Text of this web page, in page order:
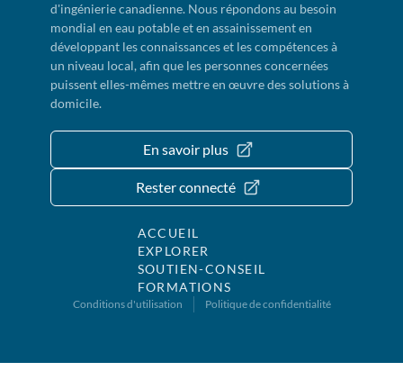
d'ingénierie canadienne. Nous répondons au besoin
mondial en eau potable et en assainissement en
développant les connaissances et les compétences à
un niveau local, afin que les personnes concernées
puissent elles-mêmes mettre en œuvre des solutions à
domicile.
En savoir plus
Rester connecté
ACCUEIL
EXPLORER
SOUTIEN-CONSEIL
FORMATIONS
Conditions d'utilisation Politique de confidentialité